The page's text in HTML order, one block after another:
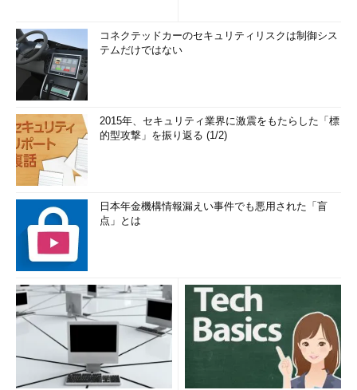
コネクテッドカーのセキュリティリスクは制御シス
テムだけではない
2015年、セキュリティ業界に激震をもたらした「標
的型攻撃」を振り返る (1/2)
日本年金機構情報漏えい事件でも悪用された「盲
点」とは